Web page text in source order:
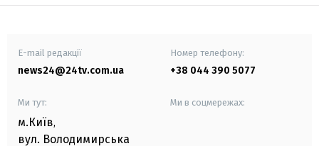
E-mail редакції
news24@24tv.com.ua
Номер телефону:
+38 044 390 5077
Ми тут:
м.Київ,
вул. Володимирська
Ми в соцмережах: